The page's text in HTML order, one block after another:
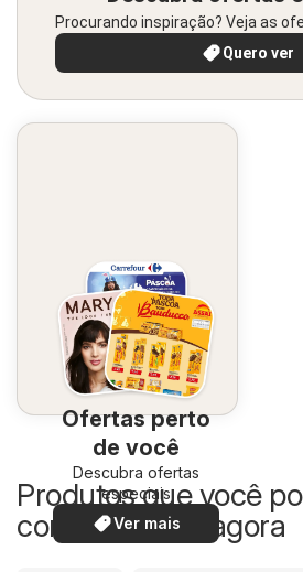
Procurando inspiração? Veja as
Quero ver
Ofertas perto
de você
Descubra ofertas
especiais
Ver mais
Produtos que você
com desconto agora